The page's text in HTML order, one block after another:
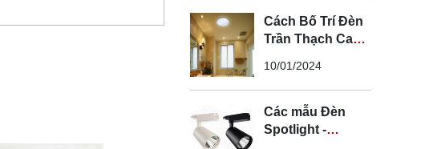
Cách Bố Trí Đèn
Trần Thạch Cao
Lắp Đèn Trần
Thạch Cao
10/01/2024
Các mẫu Đèn
Spotlight -